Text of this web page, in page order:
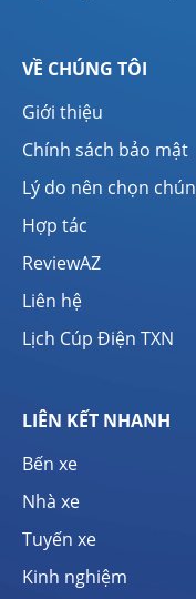
VỀ CHÚNG TÔI
Giới thiệu
Chính sách bảo mật
Lý do nên chọn
Hợp tác
ReviewAZ
Liên hệ
Lịch Cúp Điện TXN
LIÊN KẾT NHANH
Bến xe
Nhà xe
Tuyến xe
Kinh nghiệm